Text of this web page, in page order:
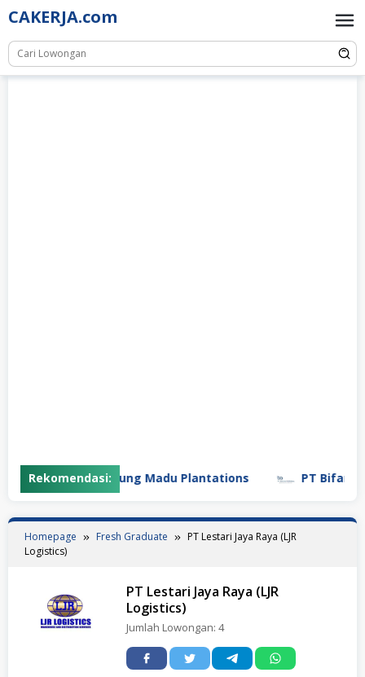
Skip
to
content
CAKERJA.com
Rekomendasi:
PT Gunung Madu Plantations PT Bifarma
Homepage Fresh Graduate
PT Lestari Jaya Raya (LJR
Logistics)
PT Lestari Jaya Raya (LJR
Logistics)
Jumlah Lowongan: 4